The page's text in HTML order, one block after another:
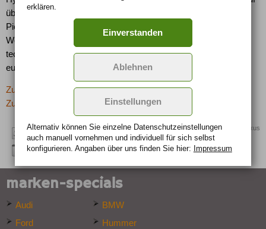
über 90 Prozent. Mit dem neuen RX 450h möchte Lexus seine
Pionierstellung untermauern und den Vorsprung auf die
Wettbewerber weiter ausbauen. Weitere Details und erste
technische Daten der neuen RX Modelle für den deutschen und
europäischen Markt wird Lexus ab Januar bekannt geben.
Zurück zur letzten Seite
Zur Übersicht: -> SUV
Quelle: Lexus
marken-specials
Audi
BMW
Ford
Hummer
erklären.
Einverstanden
Ablehnen
Einstellungen
Alternativ können Sie einzelne Datenschutz­ein­stellungen
auch manuell vor­nehmen und indivi­duell für sich selbst
konfigurieren. Angaben über uns finden Sie hier: Impressum